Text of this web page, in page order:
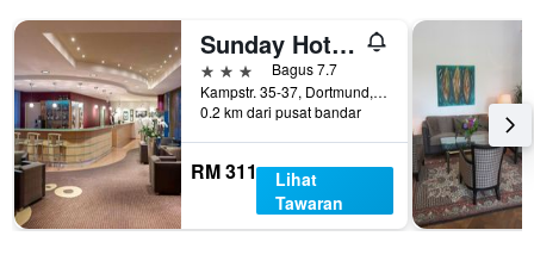
Sunday Hotel Dortmund City
3 bintangBagus 7.7
Kampstr. 35-37, Dortmund, North Rhine-Westphalia, Jerman
0.2 km dari pusat bandar
RM 311
Lihat
Tawaran